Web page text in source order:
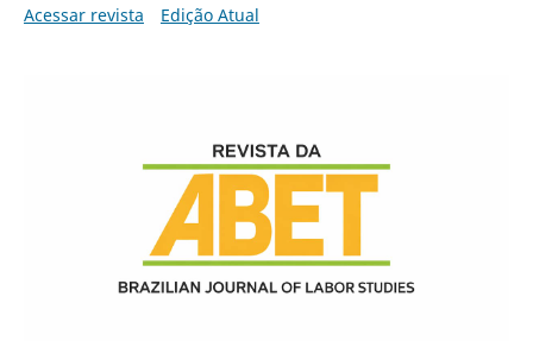
Acessar revista Edição Atual